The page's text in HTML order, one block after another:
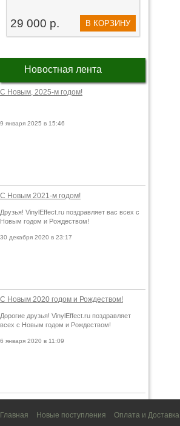
29 000 р. В КОРЗИНУ
Новостная лента
С Новым, 2025-м годом!
9 января 2025 в 15:46
С Новым 2021-м годом!
Друзья! VinylEffect.ru поздравляет вас всех с
Новым годом и Рождеством!
30 декабря 2020 в 23:17
С Новым 2020 годом и Рождеством!
Дорогие друзья! VinylEffect.ru поздравляет
всех с Новым годом и Рождеством!
6 января 2020 в 11:09
Главная Новые поступления Оплата и Доставка